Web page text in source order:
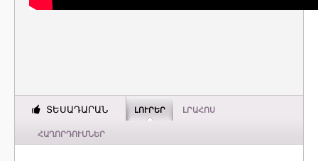
ՏԵՍԱԴԱՐԱՆ ԼՈՒՐԵՐ ԼՐԱՀՈՍ
ՀԱՂՈՐԴՈՒՄՆԵՐ